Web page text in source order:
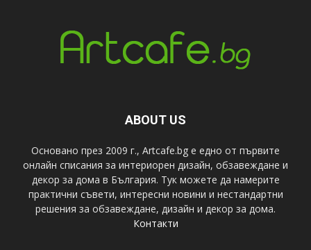
ABOUT US
Основано през 2009 г., Artcafe.bg е едно от първите
онлайн списания за интериорен дизайн, обзавеждане и
декор за дома в България. Тук можете да намерите
практични съвети, интересни новини и нестандартни
решения за обзавеждане, дизайн и декор за дома.
Контакти